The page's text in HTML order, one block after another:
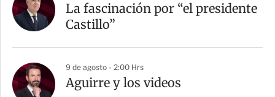
La fascinación por “el presidente
Castillo”
9 de agosto - 2:00 Hrs
Aguirre y los videos